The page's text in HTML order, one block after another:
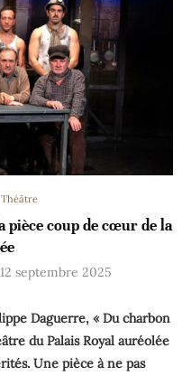
Théâtre
pièce coup de cœur de la
12 septembre 2025
Daguerre, « Du charbon
du Palais Royal auréolée
Une pièce à ne pas